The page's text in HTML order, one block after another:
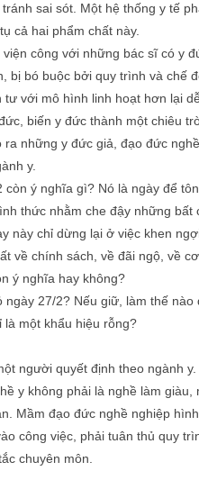
sai sót. Một hệ thống y tế
cả hai phẩm chất này.
công với những bác sĩ có y
bị bó buộc bởi quy trình và chế
tư với mô hình linh hoạt hơn lại
biến y đức thành một chiêu
ra những y đức giả, đạo đức
y.
còn ý nghĩa gì? Nó là ngày để
thức nhằm che đậy những bất
này chỉ dừng lại ở việc khen
về chính sách, về đãi ngộ, về
ý nghĩa hay không?
ngày 27/2? Nếu giữ, làm thế nào
một khẩu hiệu rỗng?
người quyết định theo ngành
y không phải là nghề làm giàu,
Mầm đạo đức nghề nghiệp
công việc, phải tuân thủ quy
chuyên môn.